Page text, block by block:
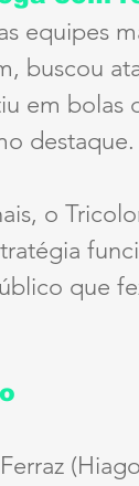
equipes
buscou
em bolas
destaque.
o
que